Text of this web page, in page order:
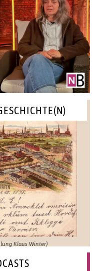
Klaus Winter)